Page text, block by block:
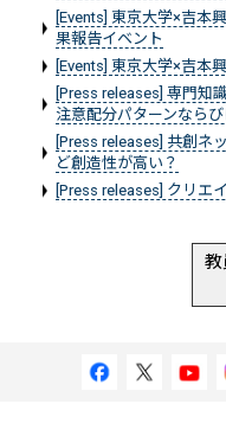
[Events] 東京大学×吉本
果報告イベント
[Events] 東京大学×吉本
[Press releases] 専門知
注意配分パターンなら
[Press releases] 共創ネ
ど創造性が高い？
[Press releases] クリエ
教